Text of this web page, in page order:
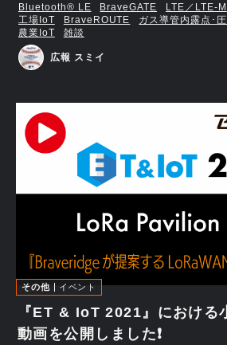
Bluetooth®︎ LE BraveGATE LTE／LTE-M
工場IoT
BraveROUTE
ガス導管内露点･
農業IoT
雑談
広報 スミイ
その他 イベント
『ET & IoT 2021』における
動画を公開しました❗